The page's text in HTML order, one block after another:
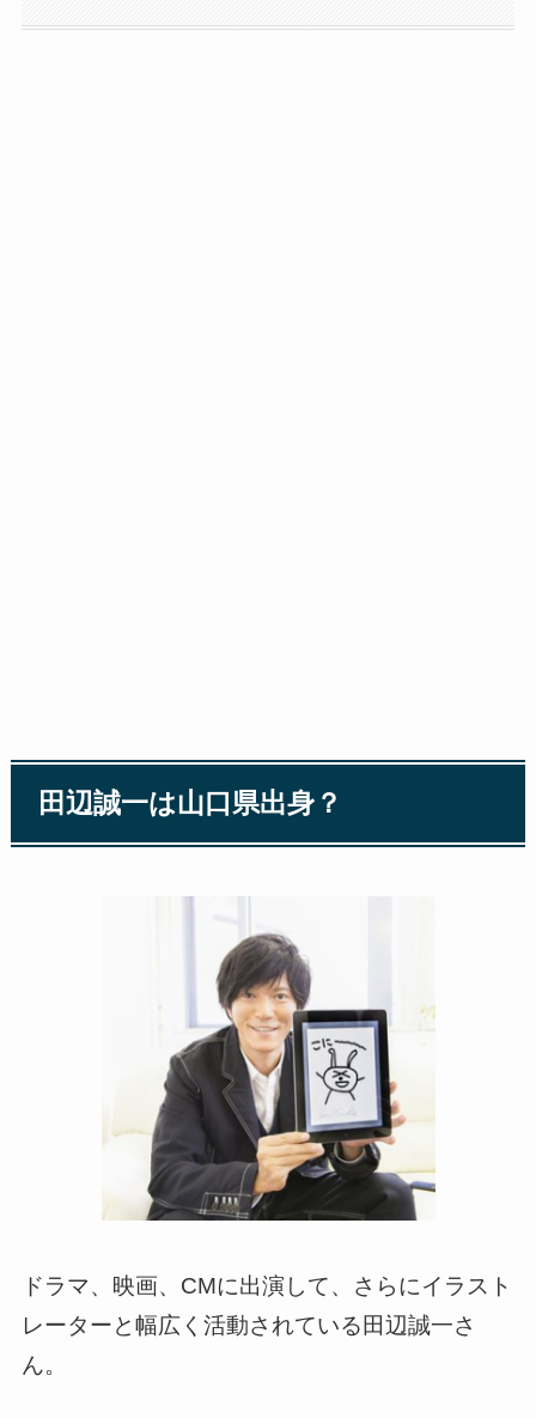
田辺誠一は山口県出身？
ドラマ、映画、CMに出演して、さらにイラスト
レーターと幅広く活動されている田辺誠一さ
ん。